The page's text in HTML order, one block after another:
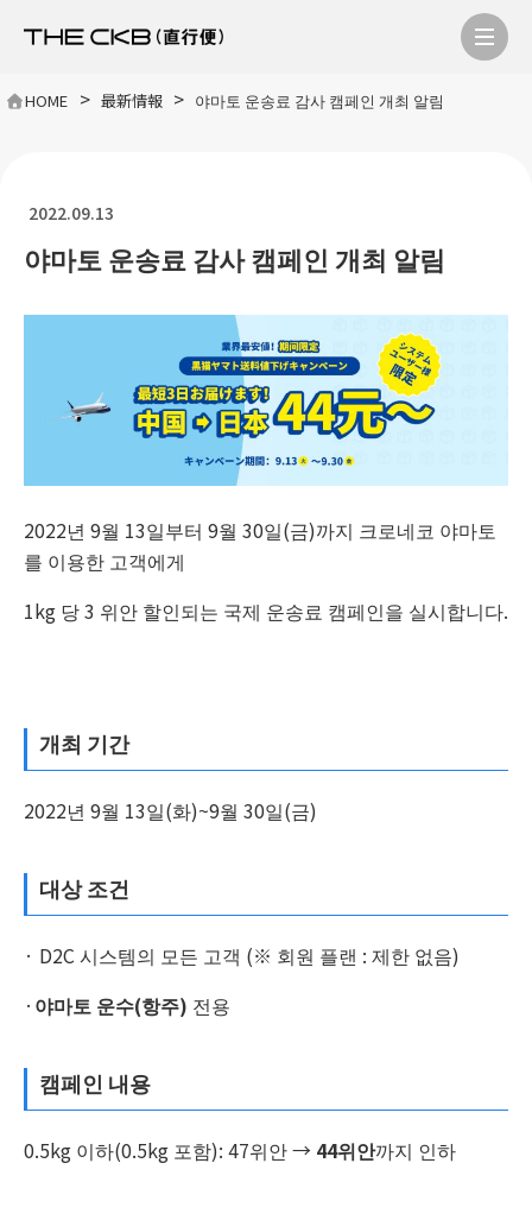
HOME > 最新情報 > 야마토 운송료 감사 캠페인 개최 알림
2022.09.13
야마토 운송료 감사 캠페인 개최 알림
2022년 9월 13일부터 9월 30일(금)까지 크로네코 야마토
를 이용한 고객에게
1kg 당 3 위안 할인되는 국제 운송료 캠페인을 실시합니다.
개최 기간
2022년 9월 13일(화)~9월 30일(금)
대상 조건
· D2C 시스템의 모든 고객 (※ 회원 플랜 : 제한 없음)
· 야마토 운수(항주) 전용
캠페인 내용
0.5kg 이하(0.5kg 포함): 47위안 → 44위안까지 인하